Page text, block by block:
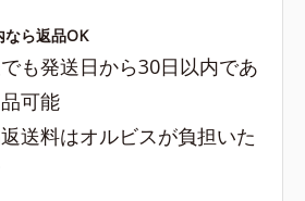
なら返品OK
も発送日から30日以内であ
可能
送料はオルビスが負担いた